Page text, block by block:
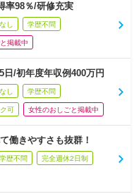
率98％/研修充実
し 学歴不問
掲載中
/初年度年収例400万円
し 学歴不問
可 女性のおしごと掲載中
働きやすさも抜群！
学歴不問 完全週休2日制